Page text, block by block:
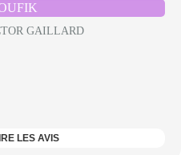
GAILLARD
LES AVIS